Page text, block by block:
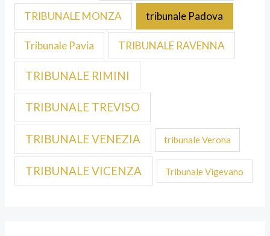
TRIBUNALE MONZA tribunale Padova
Tribunale Pavia TRIBUNALE RAVENNA
TRIBUNALE RIMINI
TRIBUNALE TREVISO
TRIBUNALE VENEZIA tribunale Verona
TRIBUNALE VICENZA Tribunale Vigevano